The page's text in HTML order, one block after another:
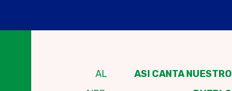
AL
ASI CANTA NUESTRO